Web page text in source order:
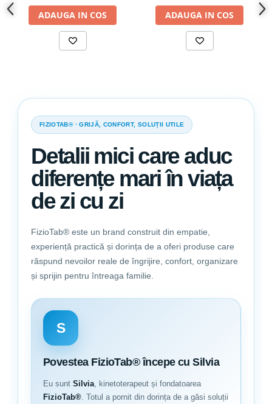
Sfaturi utile:
Puneti intotdeaua langa bolul cu mancare si bolul plin cu apa
mereu proaspata.
Atentie! Acest castron nu este o jucarie de mestecat!
Supravegheati companionul in timpul mesei!
ADAUGA IN COS
ADAUGA IN COS
FIZIOTAB® · GRIJĂ, CONFORT, SOLUȚII UTILE
Detalii mici care aduc
diferențe mari în viața
de zi cu zi
FizioTab® este un brand construit din empatie,
experiență practică și dorința de a oferi produse care
răspund nevoilor reale de îngrijire, confort, organizare
și sprijin pentru întreaga familie.
S
Povestea FizioTab® începe cu Silvia
Eu sunt Silvia, kinetoterapeut și fondatoarea
FizioTab®. Totul a pornit din dorința de a găsi soluții